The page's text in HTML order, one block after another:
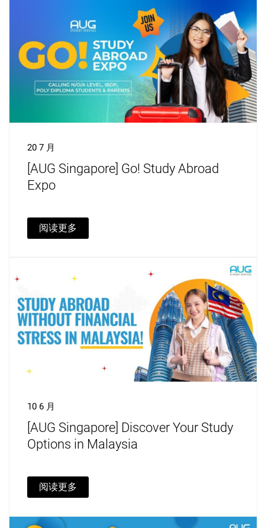
20 7 月
[AUG Singapore] Go! Study Abroad
Expo
阅读更多
10 6 月
[AUG Singapore] Discover Your Study
Options in Malaysia
阅读更多